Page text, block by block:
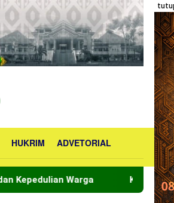
HUKRIM ADVETORIAL
Komitmen Pemerintahan Bersih,